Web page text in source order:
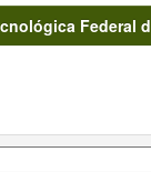
Federal